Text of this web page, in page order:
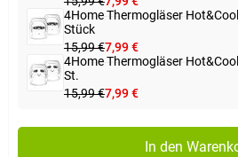
4Home Thermogläser
Stück
15,99 €7,99 €
4Home Thermogläser
St.
15,99 €7,99 €
In den